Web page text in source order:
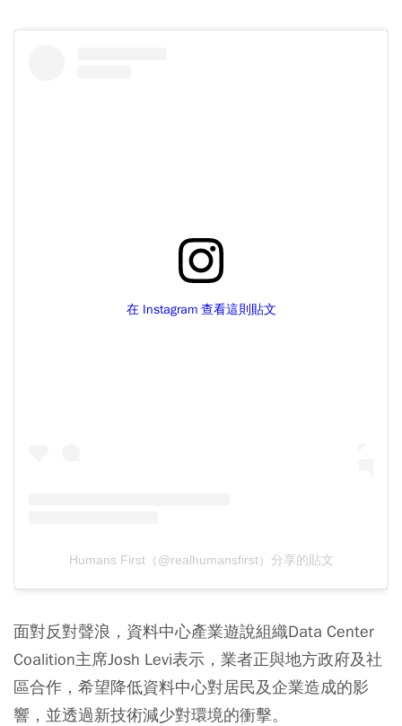
在 Instagram 查看這則貼文
Humans First（@realhumansfirst）分享的貼文
面對反對聲浪，資料中心產業遊說組織Data Center
Coalition主席Josh Levi表示，業者正與地方政府及社
區合作，希望降低資料中心對居民及企業造成的影
響，並透過新技術減少對環境的衝擊。